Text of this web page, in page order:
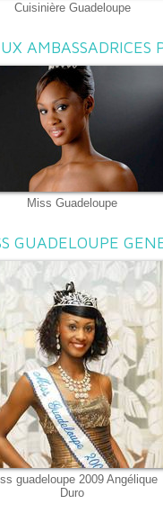
Cuisinière Guadeloupe
AMBASSADRICES
Miss Guadeloupe
GUADELOUPE
guadeloupe 2009 Angélique
Duro